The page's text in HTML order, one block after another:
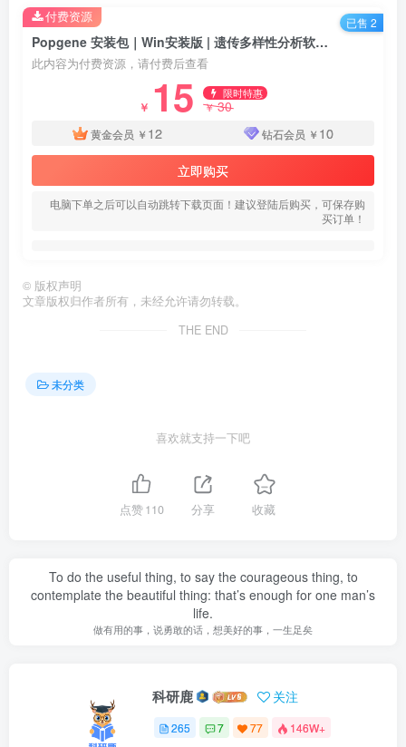
Popgene 安装包｜Win安装版 | 遗传多样性分析软件｜下载链接+安装教程
此内容为付费资源，请付费后查看
￥ 15 限时特惠
￥30
黄金会员 ￥ 12 钻石会员 ￥ 10
立即购买
电脑下单之后可以自动跳转下载页面！建议登陆后购买，可保存购
买订单！
付费资源 已售 2
© 版权声明
文章版权归作者所有，未经允许请勿转载。
THE END
未分类
喜欢就支持一下吧
点赞110 分享 收藏
To do the useful thing, to say the courageous thing, to
contemplate the beautiful thing: that’s enough for one man’s
life.
做有用的事，说勇敢的话，想美好的事，一生足矣
科研鹿 关注
265 7 77 146W+